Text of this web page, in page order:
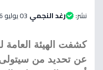
نشر: رغد النجمي 03 يوليو 2026 الساعة 06:00 مساءاً
كشفت الهيئة العامة
عن تحديد من